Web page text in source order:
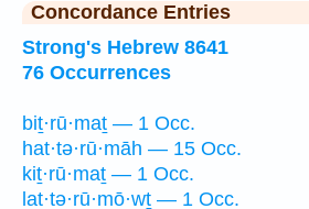
Concordance Entries
Strong's Hebrew 8641
76 Occurrences
biṯ·rū·maṯ — 1 Occ.
hat·tə·rū·māh — 15 Occ.
kiṯ·rū·maṯ — 1 Occ.
lat·tə·rū·mō·wṯ — 1 Occ.